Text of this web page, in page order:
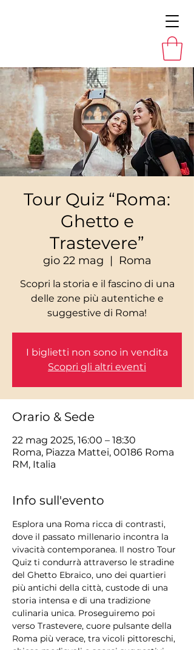
Tour Quiz “Roma:
Ghetto e
Trastevere”
gio 22 mag
  |
Roma
Scopri la storia e il fascino di una
delle zone più autentiche e
I biglietti non sono in vendita
Scopri gli altri eventi
Orario & Sede
22 mag 2025, 16:00 – 18:30
Roma, Piazza Mattei, 00186 Roma
RM, Italia
Info sull'evento
Esplora una Roma ricca di contrasti,
dove il passato millenario incontra la
vivacità contemporanea. Il nostro Tour
Quiz ti condurrà attraverso le stradine
del Ghetto Ebraico, uno dei quartieri
più antichi della città, custode di una
storia intensa e di una tradizione
culinaria unica. Proseguiremo poi
verso Trastevere, cuore pulsante della
Roma più verace, tra vicoli pittoreschi,